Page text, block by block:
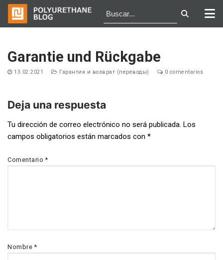
contenido
Garantie und Rückgabe
13.02.2021 Гарантия и возврат (переводы) 0 comentarios
Navegación
de
entradas
Deja una respuesta
Tu dirección de correo electrónico no será publicada. Los
campos obligatorios están marcados con *
Comentario*
Nombre*